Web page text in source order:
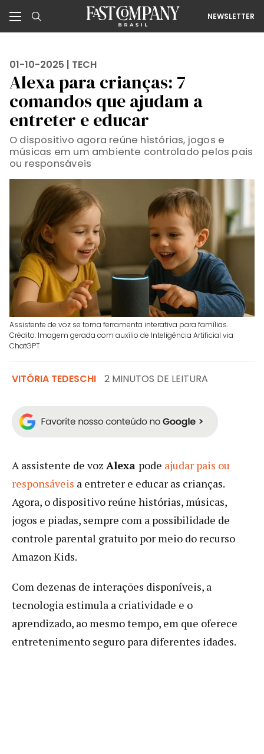
NEWSLETTER
01-10-2025 | TECH
Alexa para crianças: 7
comandos que ajudam a
entreter e educar
O dispositivo agora reúne histórias, jogos e
músicas em um ambiente controlado pelos pais
ou responsáveis
Assistente de voz se torna ferramenta interativa para famílias.
Crédito: Imagem gerada com auxílio de Inteligência Artificial via
ChatGPT
VITÓRIA TEDESCHI 2 MINUTOS DE LEITURA
A assistente de voz Alexa pode ajudar pais ou
responsáveis a entreter e educar as crianças.
Agora, o dispositivo reúne histórias, músicas,
jogos e piadas, sempre com a possibilidade de
controle parental gratuito por meio do recurso
Amazon Kids.
Com dezenas de interações disponíveis, a
tecnologia estimula a criatividade e o
aprendizado, ao mesmo tempo, em que oferece
entretenimento seguro para diferentes idades.